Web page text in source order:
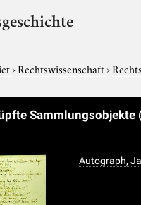
›Rechtswissenschaft›
Sammlungsobjekte
Autograph,